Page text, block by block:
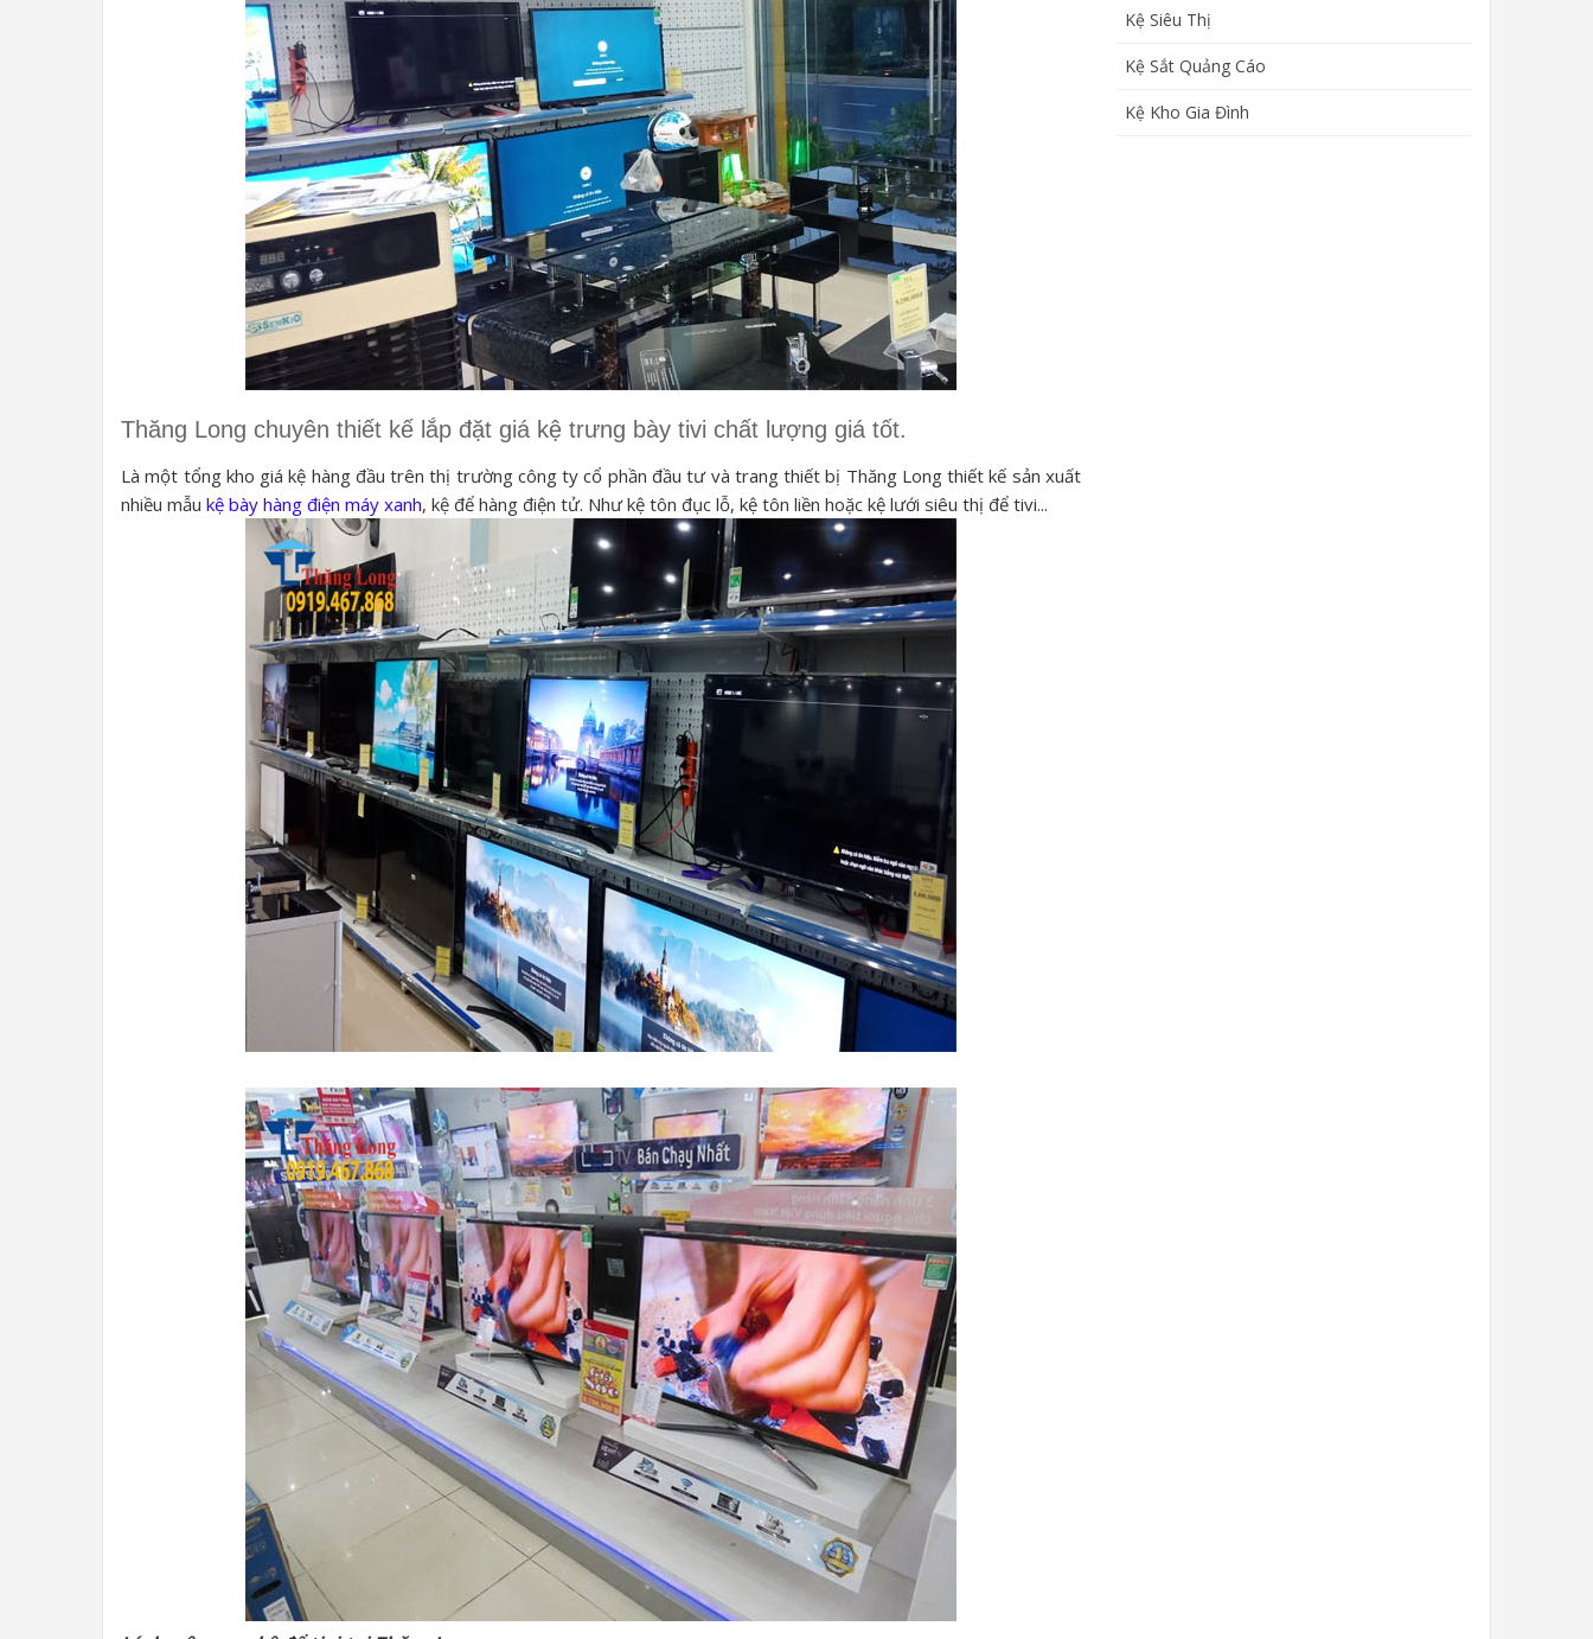
Thăng Long chuyên thiết kế lắp đặt giá kệ trưng bày tivi chất lượng giá tốt.
Là một tổng kho giá kệ hàng đầu trên thị trường công ty cổ phần đầu tư và trang thiết bị Thăng Long thiết kế sản xuất
nhiều mẫu kệ bày hàng điện máy xanh, kệ để hàng điện tử. Như kệ tôn đục lỗ, kệ tôn liền hoặc kệ lưới siêu thị để tivi...
Kệ Siêu Thị
Kệ Sắt Quảng Cáo
Kệ Kho Gia Đình